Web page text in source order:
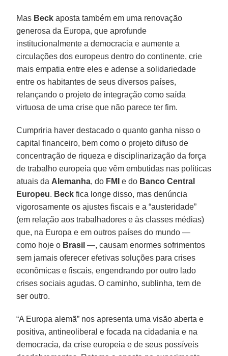
Mas Beck aposta também em uma renovação
generosa da Europa, que aprofunde
institucionalmente a democracia e aumente a
circulações dos europeus dentro do continente, crie
mais empatia entre eles e adense a solidariedade
entre os habitantes de seus diversos países,
relançando o projeto de integração como saída
virtuosa de uma crise que não parece ter fim.
Cumpriria haver destacado o quanto ganha nisso o
capital financeiro, bem como o projeto difuso de
concentração de riqueza e disciplinarização da força
de trabalho europeia que vêm embutidas nas políticas
atuais da Alemanha, do FMI e do Banco Central
Europeu. Beck fica longe disso, mas denúncia
vigorosamente os ajustes fiscais e a “austeridade”
(em relação aos trabalhadores e às classes médias)
que, na Europa e em outros países do mundo —
como hoje o Brasil —, causam enormes sofrimentos
sem jamais oferecer efetivas soluções para crises
econômicas e fiscais, engendrando por outro lado
crises sociais agudas. O caminho, sublinha, tem de
ser outro.
“A Europa alemã” nos apresenta uma visão aberta e
positiva, antineoliberal e focada na cidadania e na
democracia, da crise europeia e de seus possíveis